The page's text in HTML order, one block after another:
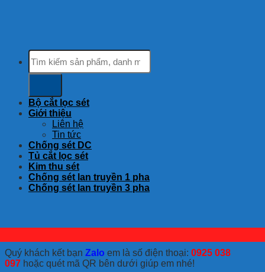
Tìm
kiếm:
Bộ cắt lọc sét
Giới thiệu
Liên hệ
Tin tức
Chống sét DC
Tủ cắt lọc sét
Kim thu sét
Chống sét lan truyền 1 pha
Chống sét lan truyền 3 pha
Quý khách kết bạn Zalo em là số điện thoại: 0925 038
097 hoặc quét mã QR bên dưới giúp em nhé!